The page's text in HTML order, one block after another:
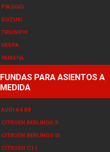
PIAGGIO
SUZUKI
TRIUMPH
VESPA
YAMAHA
FUNDAS PARA ASIENTOS A
MEDIDA
AUDI A4 B8
CITROEN BERLINGO II
CITROEN BERLINGO III
CITROEN C1 I